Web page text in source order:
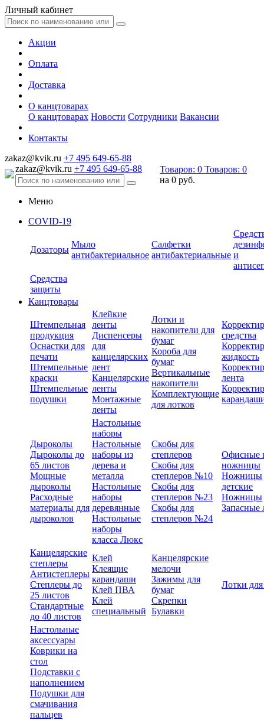
Личный кабинет
Акции
Оплата
Доставка
О канцтоварах
О канцтоварах Новости Сотрудники Вакансии
Контакты
zakaz@kvik.ru +7 495 649-65-88
zakaz@kvik.ru +7 495 649-65-88 Товаров: 0 Товаров: 0
на 0 руб.
Меню
COVID-19
Дозаторы
Мыло
антибактериальное
Салфетки
антибактериальные и
Средства
защиты
Канцтовары
Штемпельная
продукция
Оснастки для
печати
Штемпельные
краски
Штемпельные
подушки
Клейкие
ленты
Диспенсеры
для
канцелярских
лент
Канцелярские
ленты
Монтажные
ленты
Лотки и
накопители для
бумаг
Короба для
бумаг
Вертикальные
накопители
Комплектующие
для лотков
средства
жидкость
лента
Дыроколы
Дыроколы до
65 листов
Мощные
дыроколы
Расходные
материалы для
дыроколов
Настольные
наборы
Настольные
наборы из
дерева и
металла
Настольные
наборы
деревянные
Настольные
наборы
класса Люкс
Скобы для
степлеров
Скобы для
степлеров №10
Скобы для
степлеров №23
Скобы для
степлеров №24
Офисные
ножницы
Ножницы
детские
Ножницы
Запасные
Канцелярские
степлеры
Антистеплеры
Степлеры до
25 листов
Стандартные
до 40 листов
Клей
Клеящие
карандаши
Клей ПВА
Клей
специальный
Канцелярские
мелочи
Зажимы для
бумаг
Скрепки
Булавки
Лотки
Настольные
аксессуары
Коврики на
стол
Подставки с
наполнением
Подушки для
смачивания
пальцев